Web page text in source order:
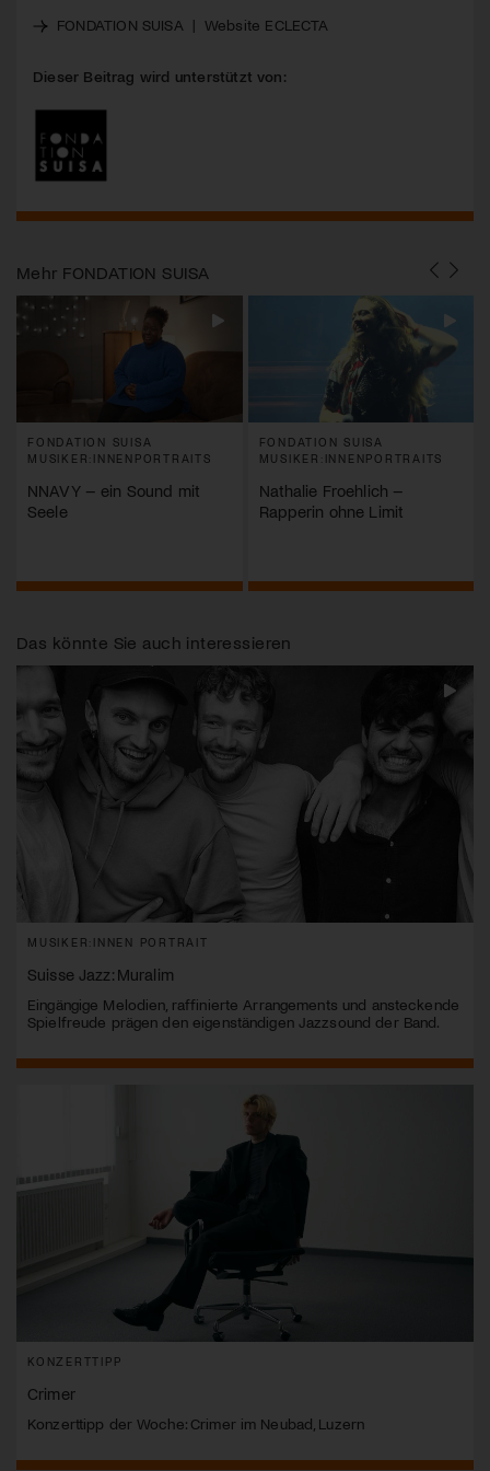
FONDATION SUISA | Website ECLECTA
Dieser Beitrag wird unterstützt von:
Mehr FONDATION SUISA
FONDATION SUISA
MUSIKER:INNENPORTRAITS
NNAVY – ein Sound mit
Seele
FONDATION SUISA
MUSIKER:INNENPORTRAITS
Nathalie Froehlich –
Rapperin ohne Limit
Das könnte Sie auch interessieren
MUSIKER:INNEN PORTRAIT
Suisse Jazz: Muralim
Eingängige Melodien, raffinierte Arrangements und ansteckende
Spielfreude prägen den eigenständigen Jazzsound der Band.
KONZERTTIPP
Crimer
Konzerttipp der Woche: Crimer im Neubad, Luzern